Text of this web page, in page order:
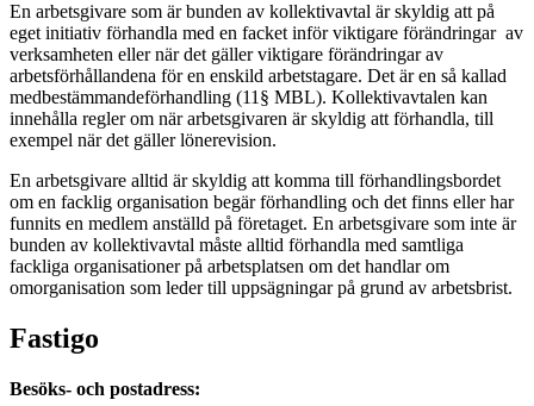
En arbetsgivare som är bunden av kollektivavtal är skyldig att på
eget initiativ förhandla med en facket inför viktigare förändringar av
verksamheten eller när det gäller viktigare förändringar av
arbetsförhållandena för en enskild arbetstagare. Det är en så kallad
medbestämmandeförhandling (11§ MBL). Kollektivavtalen kan
innehålla regler om när arbetsgivaren är skyldig att förhandla, till
exempel när det gäller lönerevision.
En arbetsgivare alltid är skyldig att komma till förhandlingsbordet
om en facklig organisation begär förhandling och det finns eller har
funnits en medlem anställd på företaget. En arbetsgivare som inte är
bunden av kollektivavtal måste alltid förhandla med samtliga
fackliga organisationer på arbetsplatsen om det handlar om
omorganisation som leder till uppsägningar på grund av arbetsbrist.
Fastigo
Besöks- och postadress: